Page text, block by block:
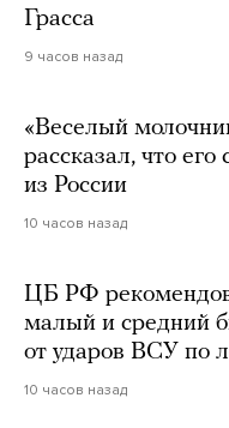
Грасса
9 часов назад
«Веселый
рассказал, что
из России
10 часов назад
ЦБ РФ
малый и средний
от ударов ВСУ по
10 часов назад